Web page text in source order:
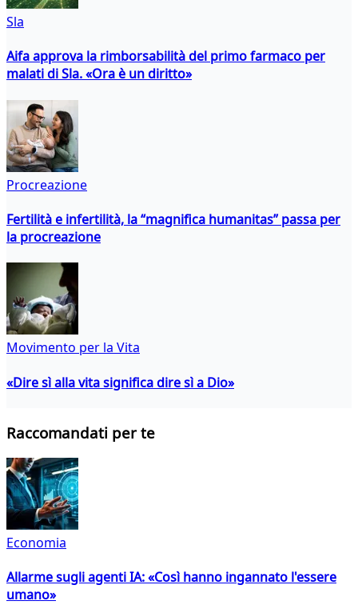
Sla
Aifa approva la rimborsabilità del primo farmaco per
malati di Sla. «Ora è un diritto»
Procreazione
Fertilità e infertilità, la “magnifica humanitas” passa per
la procreazione
Movimento per la Vita
«Dire sì alla vita significa dire sì a Dio»
Raccomandati per te
Economia
Allarme sugli agenti IA: «Così hanno ingannato l'essere
umano»